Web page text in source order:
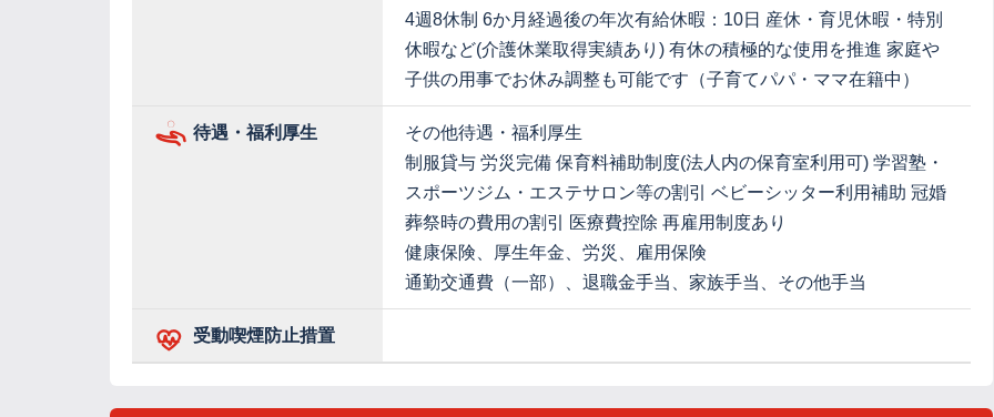
4週8休制 6か月経過後の年次有給休暇：10日 産休・育児休暇・特別
休暇など(介護休業取得実績あり) 有休の積極的な使用を推進 家庭や
子供の用事でお休み調整も可能です（子育てパパ・ママ在籍中）
待遇・福利厚生
その他待遇・福利厚生
制服貸与 労災完備 保育料補助制度(法人内の保育室利用可) 学習塾・
スポーツジム・エステサロン等の割引 ベビーシッター利用補助 冠婚
葬祭時の費用の割引 医療費控除 再雇用制度あり
健康保険、厚生年金、労災、雇用保険
通勤交通費（一部）、退職金手当、家族手当、その他手当
受動喫煙防止措置